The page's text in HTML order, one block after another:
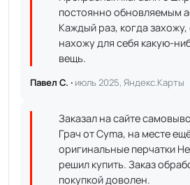
постоянно обновляемым
Каждый раз, когда захожу,
нахожу для себя какую-
вещь.
Павел С. · июль 2025, Яндекс.Карты
Заказал на сайте
Грач от Cyma, на месте
оригинальные перчатки
решил купить. Заказ
покупкой доволен.